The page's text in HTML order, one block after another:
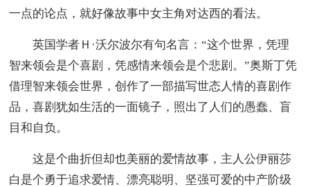
一点的论点，就好像故事中女主角对达西的看法。
英国学者Ｈ·沃尔波尔有句名言：“这个世界，凭理
智来领会是个喜剧，凭感情来领会是个悲剧。”奥斯丁凭
借理智来领会世界，创作了一部描写世态人情的喜剧作
品，喜剧犹如生活的一面镜子，照出了人们的愚蠢、盲
目和自负。
这是个曲折但却也美丽的爱情故事，主人公伊丽莎
白是个勇于追求爱情、漂亮聪明、坚强可爱的中产阶级